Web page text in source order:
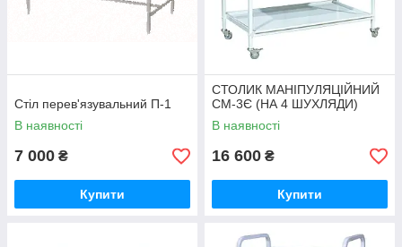
Стіл перев'язувальний П-1
В наявності
7 000 ₴
Купити
СТОЛИК МАНІПУЛЯЦІЙНИЙ
СМ-3Є (НА 4 ШУХЛЯДИ)
В наявності
16 600 ₴
Купити